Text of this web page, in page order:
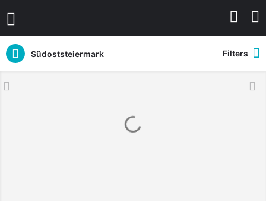
Südoststeiermark Filters